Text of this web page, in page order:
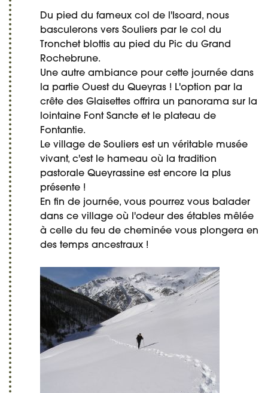
Du pied du fameux col de l'Isoard, nous
basculerons vers Souliers par le col du
Tronchet blottis au pied du Pic du Grand
Rochebrune.
Une autre ambiance pour cette journée dans
la partie Ouest du Queyras ! L'option par la
crête des Glaisettes offrira un panorama sur la
lointaine Font Sancte et le plateau de
Fontantie.
Le village de Souliers est un véritable musée
vivant, c'est le hameau où la tradition
pastorale Queyrassine est encore la plus
présente !
En fin de journée, vous pourrez vous balader
dans ce village où l'odeur des étables mêlée
à celle du feu de cheminée vous plongera en
des temps ancestraux !